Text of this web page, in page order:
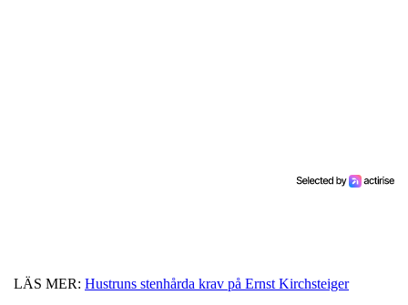
LÄS MER: Hustruns stenhårda krav på Ernst Kirchsteiger